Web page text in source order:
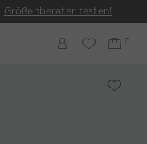
Größenberater testen!